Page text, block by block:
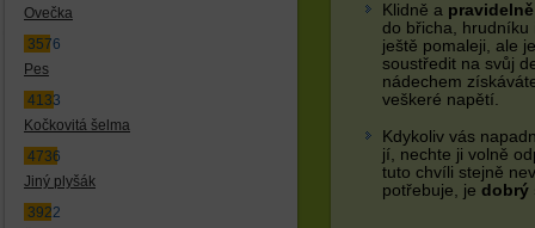
Ovečka
3576
Pes
4133
Kočkovitá šelma
4736
Jiný plyšák
3922
Klidně a
do břicha, hrudníku
ještě pomaleji, ale
soustředit na svůj
nádechem
veškeré napětí.
Kdykoliv vás
jí, nechte ji volně
tuto chvíli stejně
potřebuje, je dobrý